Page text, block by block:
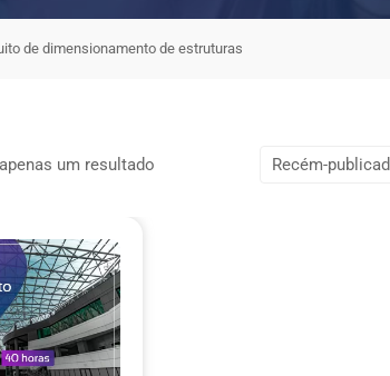
de dimensionamento de estruturas
um resultado